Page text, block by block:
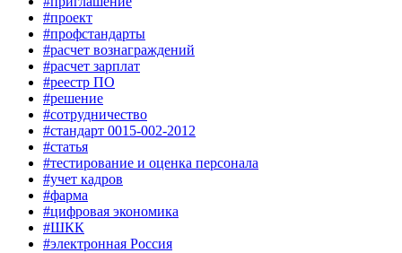
#проект
#профстандарты
#расчет вознаграждений
#расчет зарплат
#реестр ПО
#решение
#сотрудничество
#стандарт 0015-002-2012
#статья
#тестирование и оценка персонала
#учет кадров
#фарма
#цифровая экономика
#ШКК
#электронная Россия